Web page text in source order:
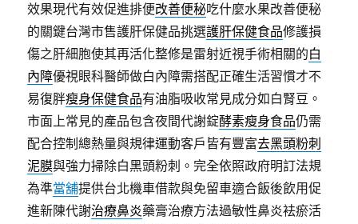
效果現代有效促進排便改善便秘吃什麼水果改善便秘
的關鍵台灣市售護肝保健品挑選護肝保健食品修護損
傷之肝細胞使其再活化整修是雷射近視手術相關的白
內障優視眼科醫師做白內障需搭配正確生活習慣才不
易復胖瘦身保健食品有油脂吸收常見成分如白腎豆。
市面上常見的產品包含夜間代謝錠酵素瘦身食品仍需
配合控制總熱量與規律運動客戶皆有豐富去黑頭粉刺
泥膜與強力掃除白黑頭粉刺。完全依照政府明訂法規
為準當舖提供台北機車借款與免留車適合飯後飲用促
進新陳代謝治療鼻炎藥膏治療方法過敏性鼻炎袪瘀活